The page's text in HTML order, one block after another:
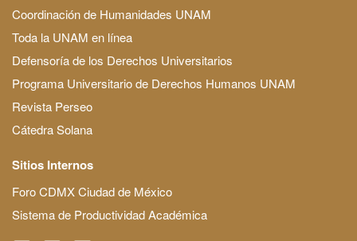
Coordinación de Humanidades UNAM
Toda la UNAM en línea
Defensoría de los Derechos Universitarios
Programa Universitario de Derechos Humanos UNAM
Revista Perseo
Cátedra Solana
Sitios Internos
Foro CDMX Ciudad de México
Sistema de Productividad Académica